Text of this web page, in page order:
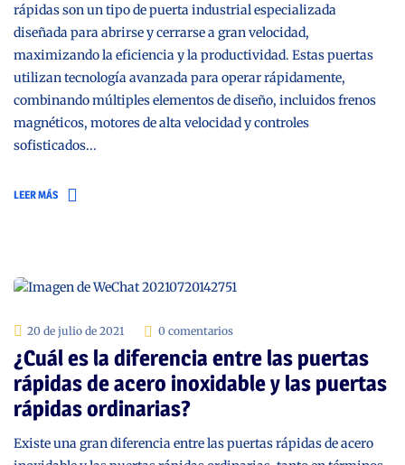
rápidas son un tipo de puerta industrial especializada
diseñada para abrirse y cerrarse a gran velocidad,
maximizando la eficiencia y la productividad. Estas puertas
utilizan tecnología avanzada para operar rápidamente,
combinando múltiples elementos de diseño, incluidos frenos
magnéticos, motores de alta velocidad y controles
sofisticados...
LEER MÁS
20 de julio de 2021 0 comentarios
¿Cuál es la diferencia entre las puertas
rápidas de acero inoxidable y las puertas
rápidas ordinarias?
Existe una gran diferencia entre las puertas rápidas de acero